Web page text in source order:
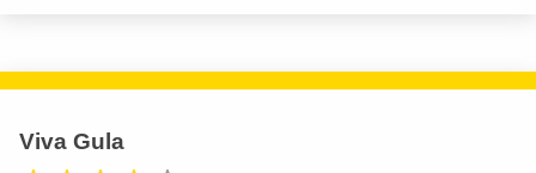
Viva Gula